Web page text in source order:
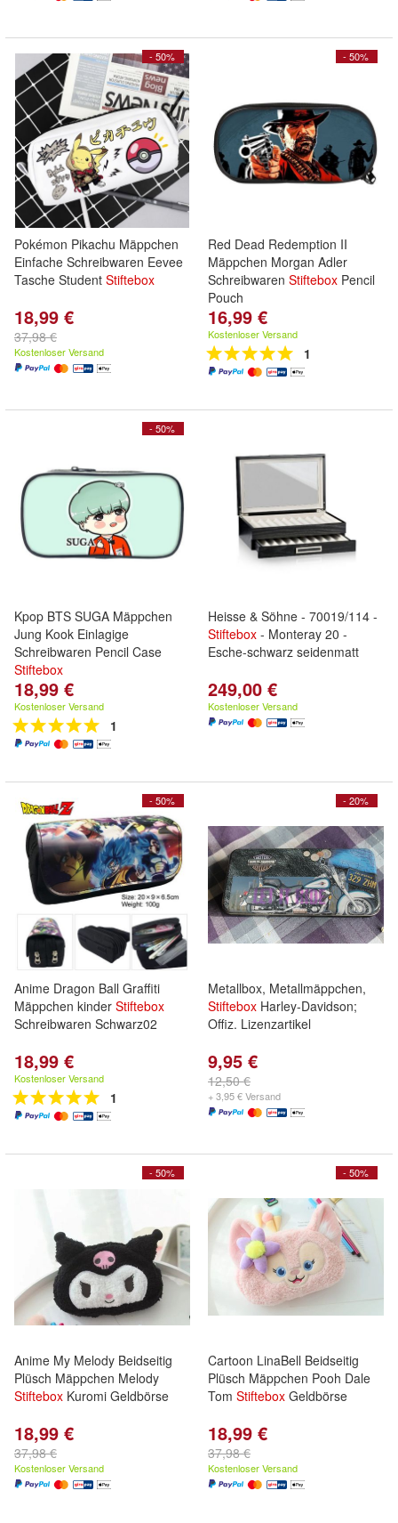
- 50%
Pokémon Pikachu Mäppchen
Einfache Schreibwaren Eevee
Tasche Student Stiftebox
18,99 €
37,98 €
Kostenloser Versand
- 50%
Red Dead Redemption II
Mäppchen Morgan Adler
Schreibwaren Stiftebox Pencil
Pouch
16,99 €
Kostenloser Versand
1
- 50%
Kpop BTS SUGA Mäppchen
Jung Kook Einlagige
Schreibwaren Pencil Case
Stiftebox
18,99 €
Kostenloser Versand
1
Heisse & Söhne - 70019/114 -
Stiftebox - Monteray 20 -
Esche-schwarz seidenmatt
249,00 €
Kostenloser Versand
- 50%
Anime Dragon Ball Graffiti
Mäppchen kinder Stiftebox
Schreibwaren Schwarz02
18,99 €
Kostenloser Versand
1
- 20%
Metallbox, Metallmäppchen,
Stiftebox Harley-Davidson;
Offiz. Lizenzartikel
9,95 €
12,50 €
+ 3,95 € Versand
- 50%
Anime My Melody Beidseitig
Plüsch Mäppchen Melody
Stiftebox Kuromi Geldbörse
18,99 €
37,98 €
Kostenloser Versand
- 50%
Cartoon LinaBell Beidseitig
Plüsch Mäppchen Pooh Dale
Tom Stiftebox Geldbörse
18,99 €
37,98 €
Kostenloser Versand